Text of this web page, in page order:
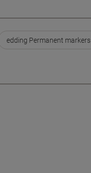
edding Permanent markers